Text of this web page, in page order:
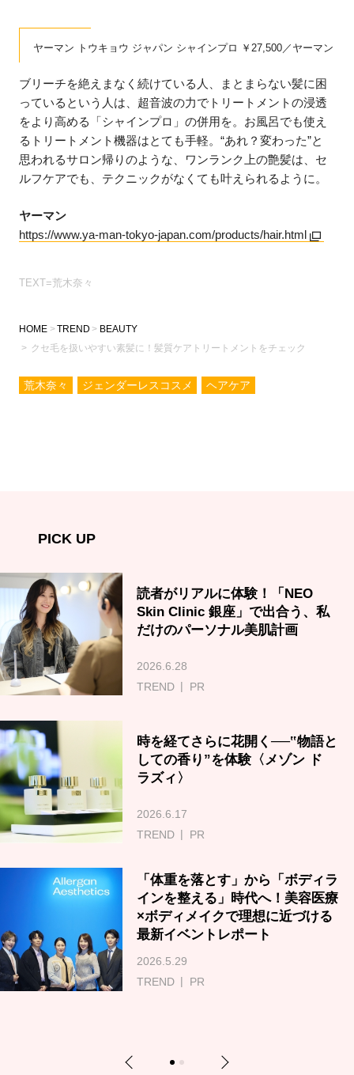
ヤーマン トウキョウ ジャパン シャインプロ ￥27,500／ヤーマン
ブリーチを絶えまなく続けている人、まとまらない髪に困
っているという人は、超音波の力でトリートメントの浸透
をより高める「シャインプロ」の併用を。お風呂でも使え
るトリートメント機器はとても手軽。“あれ？変わった”と
思われるサロン帰りのような、ワンランク上の艶髪は、セ
ルフケアでも、テクニックがなくても叶えられるように。
ヤーマン
https://www.ya-man-tokyo-japan.com/products/hair.html
TEXT=荒木奈々
HOME TREND
BEAUTY
クセ毛を扱いやすい素髪に！髪質ケアトリートメントをチェック
荒木奈々 ジェンダーレスコスメ ヘアケア
PICK UP
読者がリアルに体験！「NEO
Skin Clinic 銀座」で出合う、私
だけのパーソナル美肌計画
2026.6.28
TREND
PR
時を経てさらに花開く──‟物語と
しての香り”を体験〈メゾン ド
ラズィ〉
2026.6.17
TREND
PR
「体重を落とす」から「ボディラ
インを整える」時代へ！美容医療
×ボディメイクで理想に近づける
最新イベントレポート
2026.5.29
TREND
PR
Previous 1 2 Next